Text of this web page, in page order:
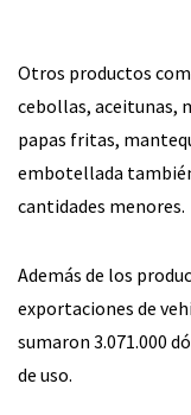
Otros productos
cebollas, aceitunas,
papas fritas,
embotellada
cantidades menores.
Además de los
exportaciones de
sumaron 3.071.000
de uso.